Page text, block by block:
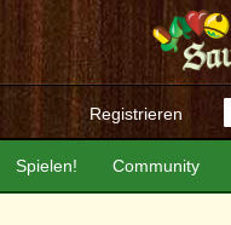
Registrieren
Community
Spielen!